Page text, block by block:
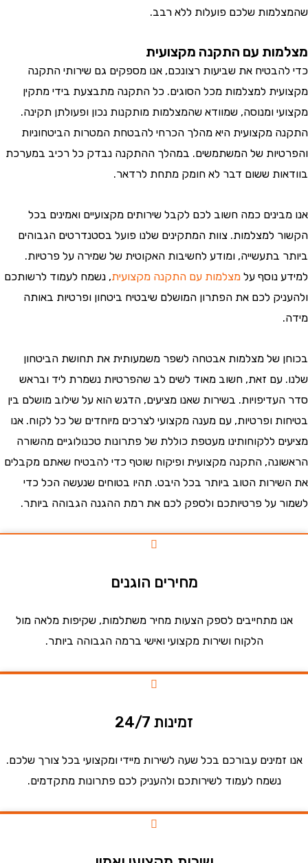
שלכם פועלות ללא רבב.
עם התקנה מקצועית
את שביעות רצונכם, אנו מספקים גם שירותי התקנה
למצלמות מכל הסוגים. כל התקנה מתבצעת בידי מתקין
ומנוסה, שמוודא שהמצלמות מותקנות נכון ופעולתן תקינה.
מקצועית היא מהלך הכרחי להבטחת המטרות הביטחוניות
של המשתמשים. במהלך ההתקנה נבדק כל רכיב במערכת
ששום דבר לא חומק מתחת לרדאר.
כמה חשוב לכם לקבל שירותים מקצועיים ואמינים בכל
למצלמות. צוות המתקינים שלנו פועל בסטנדרטים הגבוהים
בתעשייה, ומודע לחשיבות האקוטית של שמירה על פרטיות.
נוסף עלמצלמות עם התקנה מקצועית, נשמח לעמוד לרשותכם
לכם את הפתרון המושלם שיבטיח ביטחון ופרטיות באותה
של מצלמות אבטחה לשפר משמעותית את תחושת הביטחון
עם זאת, חשוב מאוד לשים לב שהפרטיות נשמרת ליד ובראש
בשירות שאנו מציעים, הדגש הוא על שילוב מושלם בין
ופרטיות, עם מענה מקצועי לצרכים מיוחדים של כל לקוח. אנו
ללקוחותינו מעטפת כוללת של פתרונות טכנולוגיים מהשורה
התקנה מקצועית ופיקוח שוטף כדי להבטיח שאתם מקבלים
הטוב ביותר בכל היבט. תהיו בטוחים שנעשה הכל כדי
על פרטיותכם ולספק לכם את רמת ההגנה הגבוהה ביותר.
מחירים הוגנים
מתחייבים לספק הצעות מחיר משתלמות, שקיפות מלאה מול
הלקוח ושירות מקצועי ואישי ברמה הגבוהה ביותר.
זמינות 24/7
עבורכם בכל שעה לשירות מיידי ומקצועי בכל צורך שלכם.
נשמח לעמוד לשירותכם ולהעניק לכם פתרונות מתקדמים.